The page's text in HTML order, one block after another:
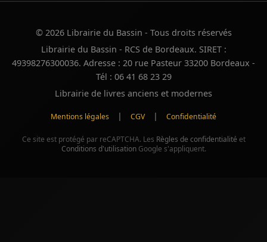
© 2026 Librairie du Bassin - Tous droits réservés
Librairie du Bassin - RCS de Bordeaux. SIRET :
49398276300036. Adresse : 20 rue Pasteur 33200 Bordeaux -
Tél : 06 41 68 23 29
Librairie de livres anciens et modernes
Mentions légales | CGV | Confidentialité
Ce site est protégé par reCAPTCHA. Les Règles de confidentialité et
Conditions d'utilisationGoogle s'appliquent.